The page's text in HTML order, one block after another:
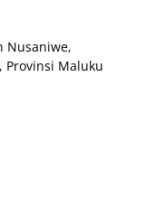
Nusaniwe,
Provinsi Maluku